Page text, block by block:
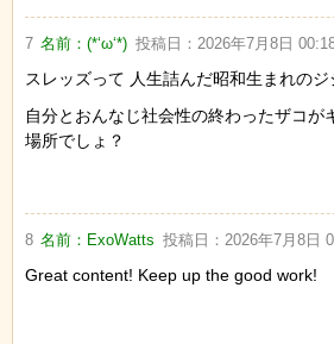
7 名前：(*‘ω‘*) 投稿日： 2026年7月8日
スレッズって 人生詰んだ昭和生まれのジ
自分とおんなじ社会性の終わったザコが
場所でしょ？
8 名前： ExoWatts 投稿日： 2026年7月8日
Great content! Keep up the good work!